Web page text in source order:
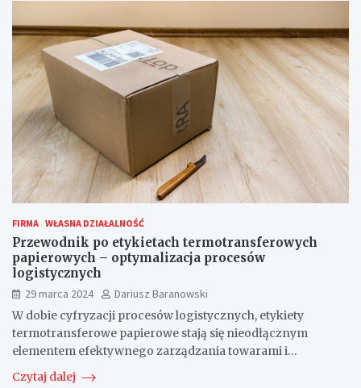
FIRMA WŁASNA DZIAŁALNOŚĆ
Przewodnik po etykietach termotransferowych
papierowych – optymalizacja procesów
logistycznych
29 marca 2024
Dariusz Baranowski
W dobie cyfryzacji procesów logistycznych, etykiety
termotransferowe papierowe stają się nieodłącznym
elementem efektywnego zarządzania towarami i…
Czytaj dalej